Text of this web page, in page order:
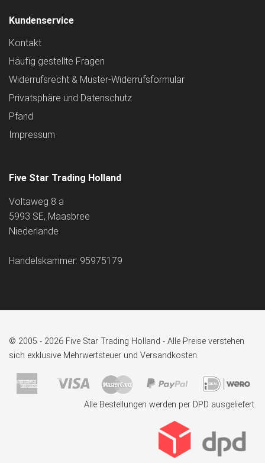
Kundenservice
Kontakt
Häufig gestellte Fragen
Widerrufsrecht & Muster-Widerrufsformular
Privatsphäre und Datenschutz
Pfand
Impressum
Five Star Trading Holland
Voltaweg 8 a
5993 SE, Maasbree
Niederlande
Handelskammer: 95975179
© 2005 - 2026 Five Star Trading Holland - Alle Preise verstehen
sich exklusive Mehrwertsteuer und Versandkosten.
Alle Bestellungen werden per DPD ausgeliefert.